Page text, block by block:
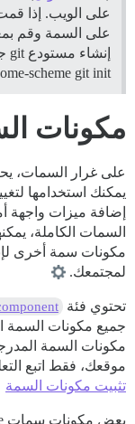
على الويب. إذا
على السمة وقم
scheme git init …
مكونات
يمكنك استخدامها
إضافة ميزات واجهة
السمات الكاملة،
مكونات سمة أخرى
لمجتمعك.
تحتوي فئة
مكونات السمة
موقعك، فقط اتبع
تثبيت مكونات السمة
بعض مكونات سمات Discourse الأكثر شعبية تشمل: